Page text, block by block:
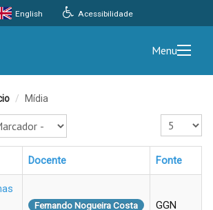
Acessibilidade
English
Menu
/ Mídia
Exibir #
Docente Fonte
Fernando Nogueira Costa GGN